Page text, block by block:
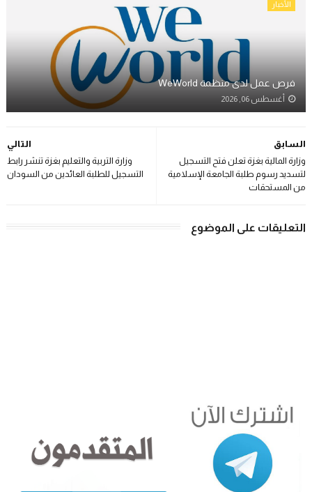
الأخبار
فرص عمل لدى منظمة WeWorld
أغسطس 06, 2026
التالي
وزارة التربية والتعليم بغزة تنشر رابط
التسجيل للطلبة العائدين من السودان
السابق
وزارة المالية بغزة تعلن فتح التسجيل
لتسديد رسوم طلبة الجامعة الإسلامية
من المستحقات
التعليقات على الموضوع